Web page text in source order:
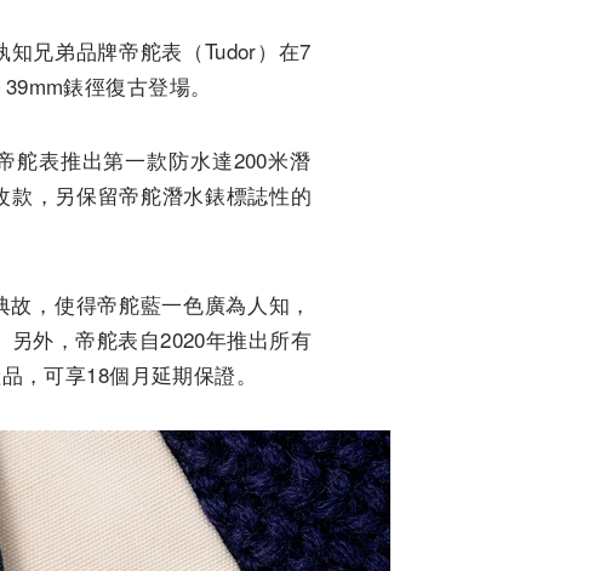
知兄弟品牌帝舵表（Tudor）在7
錶徑復古登場。
舵表推出第一款防水達200米潛
款，另保留帝舵潛水錶標誌性的
故，使得帝舵藍一色廣為人知，
另外，帝舵表自2020年推出所有
，可享18個月延期保證。